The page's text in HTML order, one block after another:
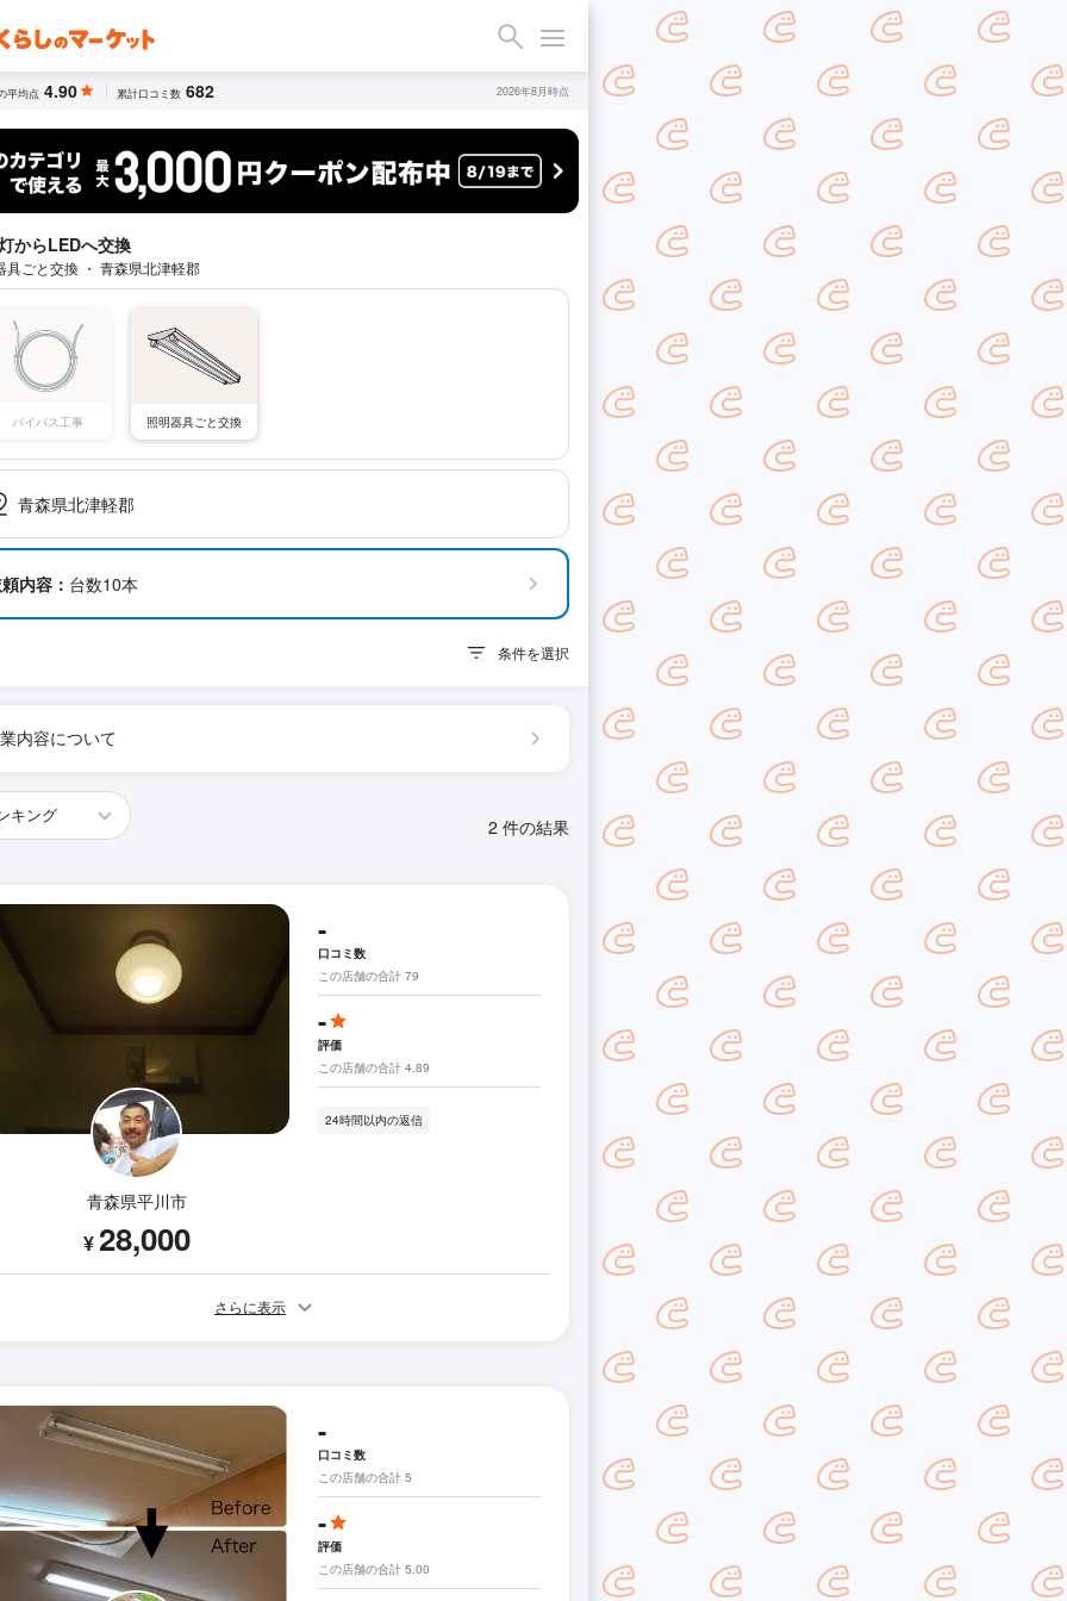
平均点 4.90 累計口コミ数 682 2026年8月時点
からLEDへ交換
具ごと交換 ・ 青森県北津軽郡
バイパス工事 照明器具ごと交換
青森県北津軽郡
内容： 台数10本
条件を選択
内容について
2 件の結果
青森県平川市
¥28,000
-
口コミ数
この店舗の合計 79
-
評価
この店舗の合計 4.89
24時間以内の返信
さらに表示
-
口コミ数
この店舗の合計 5
-
評価
この店舗の合計 5.00